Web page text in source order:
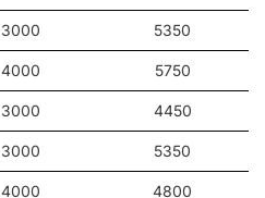
3000 5350
4000 5750
3000 4450
3000 5350
4000 4800